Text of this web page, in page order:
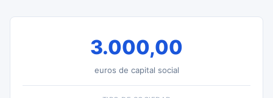
3.000,00
euros de capital social